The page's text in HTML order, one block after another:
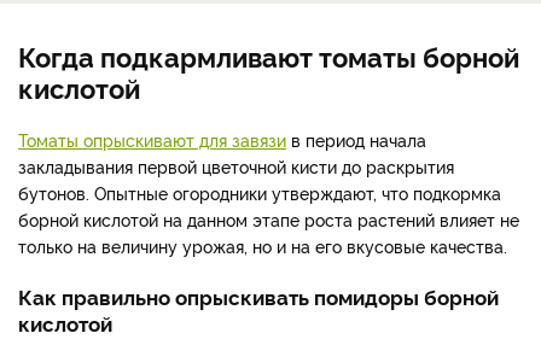
Когда подкармливают томаты борной
кислотой
Томаты опрыскивают для завязи в период начала
закладывания первой цветочной кисти до раскрытия
бутонов. Опытные огородники утверждают, что подкормка
борной кислотой на данном этапе роста растений влияет не
только на величину урожая, но и на его вкусовые качества.
Как правильно опрыскивать помидоры борной
кислотой